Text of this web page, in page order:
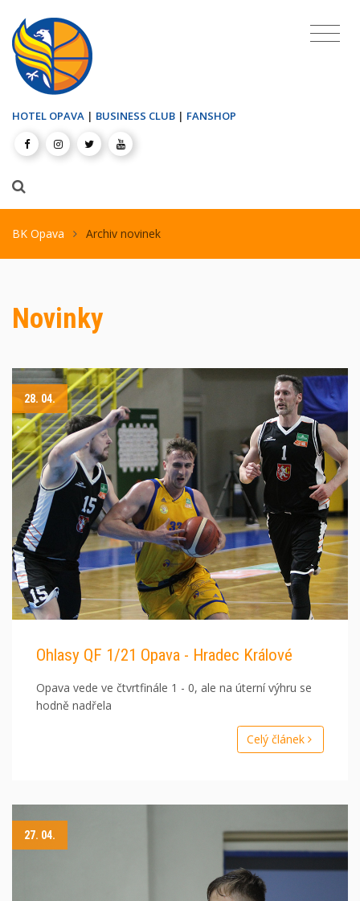
HOTEL OPAVA | BUSINESS CLUB | FANSHOP
BK Opava Archiv novinek
Novinky
28. 04.
Ohlasy QF 1/21 Opava - Hradec Králové
Opava vede ve čtvrtfinále 1 - 0, ale na úterní výhru se
hodně nadřela
Celý článek
27. 04.